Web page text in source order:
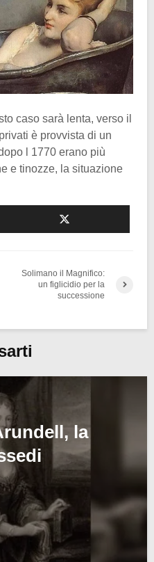
caso sarà lenta, verso il
è provvista di un
l 1770 erano più
e tinozze, la situazione
Solimano il Magnifico:
un figlicidio per la
successione
la